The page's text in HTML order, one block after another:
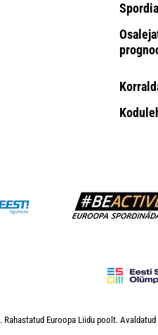
Euroopa Liidu poolt.